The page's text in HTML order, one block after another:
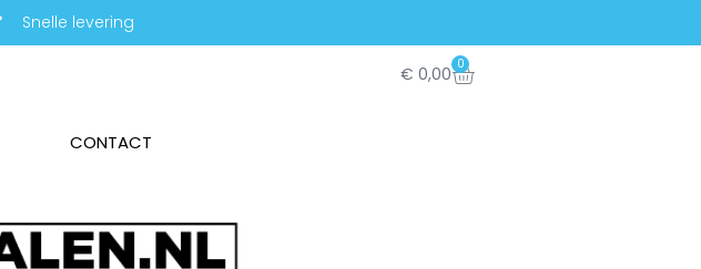
Snelle levering
€ 0,00 0
CONTACT